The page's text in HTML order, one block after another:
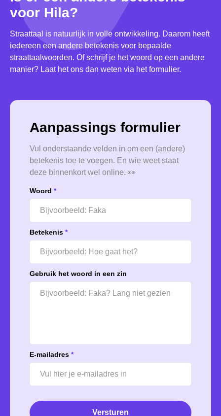
voor Hila?
Straattaal is natuurlijk in volle ontwikkeling. Daarom heeft
iedereen een andere betekenis voor bepaalde
straattaalwoorden. Of schrijf je het woord op een andere
manier? Laat het ons dan weten via het formulier.
Aanpassings formulier
Vul onderstaande velden in om een (andere)
betekenis toe te voegen. En wie weet staat
deze binnenkort wel online. 👀
Woord *
Betekenis *
Gebruik het woord in een zin
E-mailadres *
Versturen